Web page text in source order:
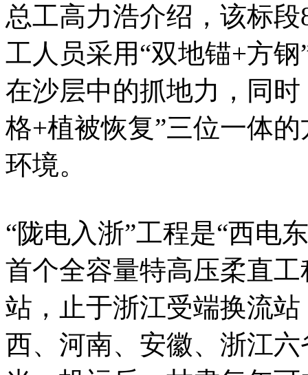
总工高力浩介绍，该标
工人员采用“双地锚+方
在沙层中的抓地力，同
格+植被恢复”三位一体
环境。
“陇电入浙”工程是“西电
首个全容量特高压柔直
站，止于浙江受端换流
西、河南、安徽、浙江